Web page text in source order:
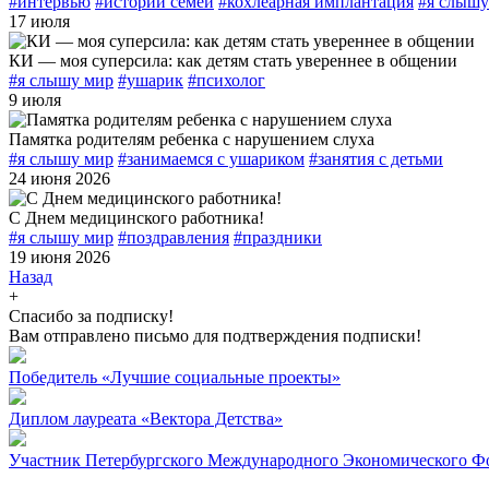
17 июля
КИ — моя суперсила: как детям стать увереннее в общении
#я слышу мир #ушарик #психолог
9 июля
Памятка родителям ребенка с нарушением слуха
#я слышу мир #занимаемся с ушариком #занятия с детьми
24 июня 2026
С Днем медицинского работника!
#я слышу мир #поздравления #праздники
19 июня 2026
Назад
+
Спасибо за подписку!
Вам отправлено письмо для подтверждения подписки!
Победитель «Лучшие социальные проекты»
Диплом лауреата «Вектора Детства»
Участник Петербургского Международного Экономического